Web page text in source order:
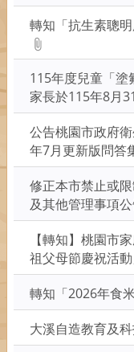
轉知「抗生素聰
115年度兒童「塗
家長於115年8月
公告桃園市政府
年7月更新版問答
修正本市禁止或
及其他管理事項公
【轉知】桃園市
祖父母節慶祝活
轉知「2026年食
大溪自造教育及